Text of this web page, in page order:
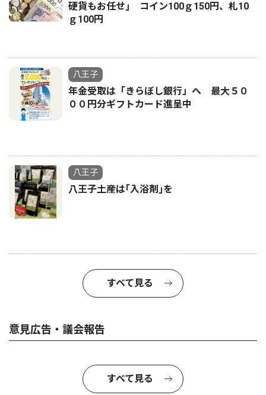
硬貨もお任せ｣ コイン100ｇ150円、札10
ｇ100円
八王子
年金受取は「きらぼし銀行」へ 最大５０
００円分ギフトカード進呈中
八王子
八王子土産は｢入浴剤｣を
すべて見る
意見広告・議会報告
すべて見る